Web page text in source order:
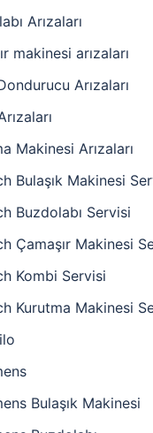
Arızaları
makinesi arızaları
Arızaları
Makinesi Arızaları
Bulaşık Makinesi
Buzdolabı Servisi
Çamaşır Makinesi
Kombi Servisi
Kurutma Makinesi
Bulaşık Makinesi